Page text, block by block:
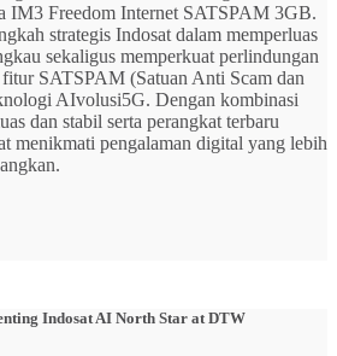
IM3 Freedom Internet SATSPAM 3GB.
strategis Indosat dalam memperluas
sekaligus memperkuat perlindungan
SATSPAM (Satuan Anti Scam dan
AIvolusi5G. Dengan kombinasi
dan stabil serta perangkat terbaru
menikmati pengalaman digital yang lebih
Indosat AI North Star at DTW